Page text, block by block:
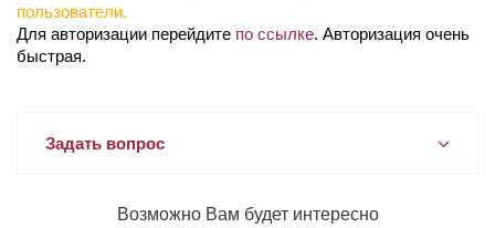
пользователи.
Для авторизации перейдите по ссылке. Авторизация очень
быстрая.
Задать вопрос
Возможно Вам будет интересно